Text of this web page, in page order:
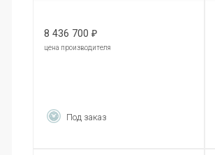
8 436 700 ₽
цена производителя
Под заказ